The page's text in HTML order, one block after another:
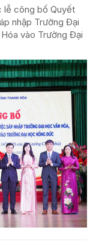
lễ công bố Quyết
nhập Trường Đại
vào Trường Đại